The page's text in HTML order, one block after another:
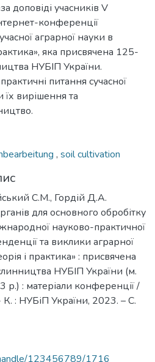
доповіді учасників V
конференції
аграрної науки в
яка присвячена 125-
НУБІП України.
питання сучасної
їх вирішення та
, soil cultivation
С.М., Гордій Д.А.
для основного обробітку
науково-практичної
та виклики аграрної
і практика» : присвячена
НУБІП України (м.
: матеріали конференції /
К. : НУБіП України, 2023. – С.
123456789/1716